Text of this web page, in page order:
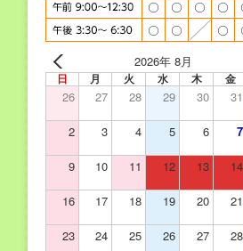
2026年 8月
日 月 火 水 木 金
26 27 28 29 30 31
2 3 4 5 6 7
9 10 11 12 13 14
16 17 18 19 20 21
23 24 25 26 27 28